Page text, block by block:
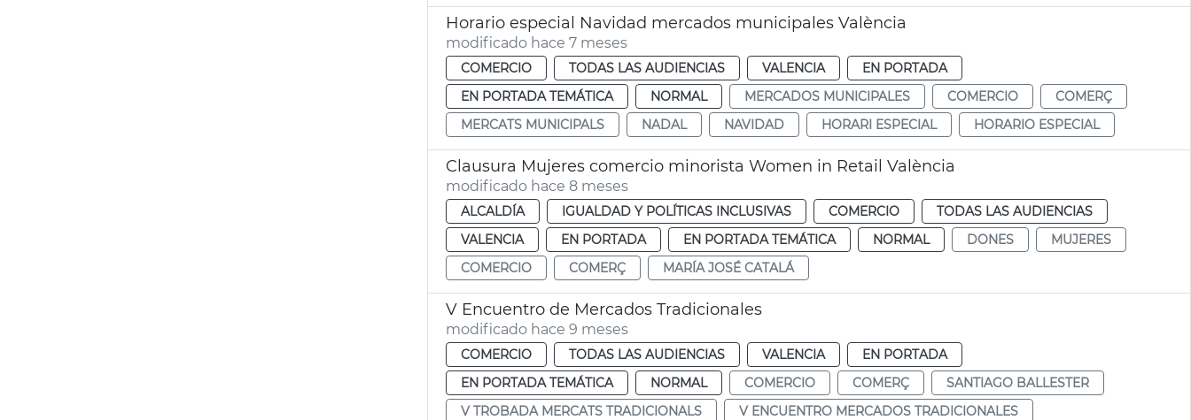
Horario especial Navidad mercados municipales València
modificado hace 7 meses
COMERCIO TODAS LAS AUDIENCIAS VALENCIA
EN PORTADA
EN PORTADA TEMÁTICA
NORMAL MERCADOS MUNICIPALES COMERCIO
COMERÇ
MERCATS MUNICIPALS
NADAL NAVIDAD HORARI ESPECIAL HORARIO ESPECIAL
Clausura Mujeres comercio minorista Women in Retail València
modificado hace 8 meses
ALCALDÍA IGUALDAD Y POLÍTICAS INCLUSIVAS COMERCIO
TODAS LAS AUDIENCIAS
VALENCIA
EN PORTADA EN PORTADA TEMÁTICA NORMAL DONES
MUJERES
COMERCIO
COMERÇ MARÍA JOSÉ CATALÁ
V Encuentro de Mercados Tradicionales
modificado hace 9 meses
COMERCIO TODAS LAS AUDIENCIAS VALENCIA
EN PORTADA
EN PORTADA TEMÁTICA
NORMAL COMERCIO COMERÇ
SANTIAGO BALLESTER
V TROBADA MERCATS TRADICIONALS
V ENCUENTRO MERCADOS TRADICIONALES